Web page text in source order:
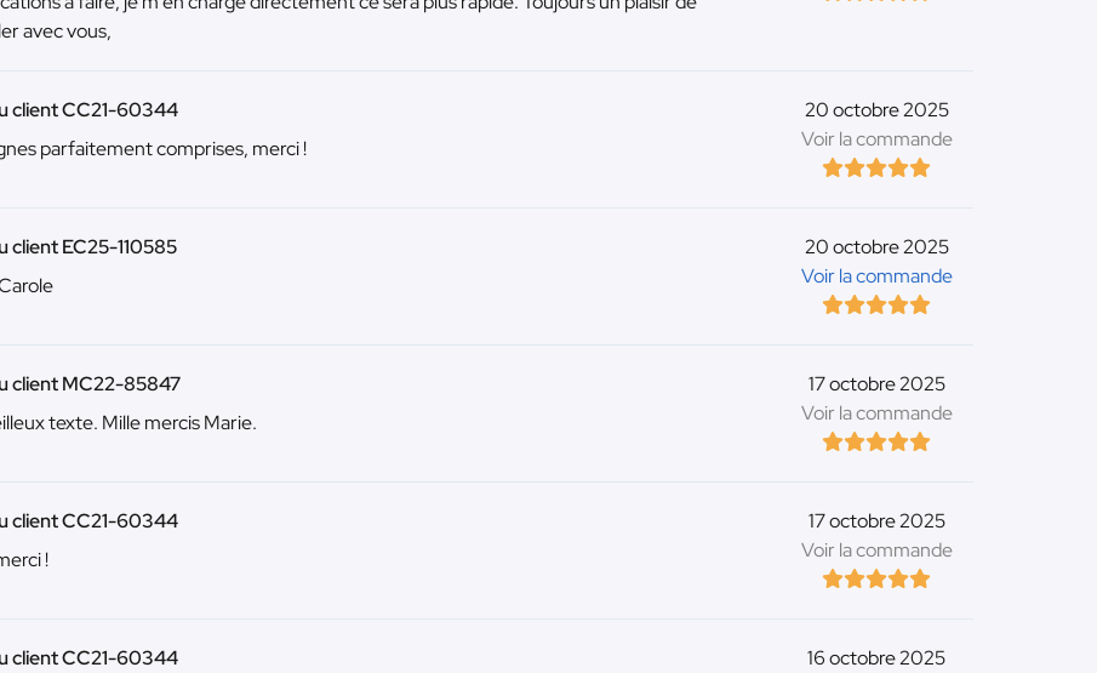
avec vous,
20 octobre 2025
Voir la commande
client CC21-60344
parfaitement comprises, merci !
20 octobre 2025
Voir la commande
client EC25-110585
17 octobre 2025
Voir la commande
client MC22-85847
texte. Mille mercis Marie.
17 octobre 2025
Voir la commande
client CC21-60344
!
16 octobre 2025
client CC21-60344